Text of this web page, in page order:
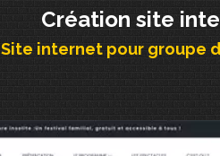
Création site
Site internet pour groupe